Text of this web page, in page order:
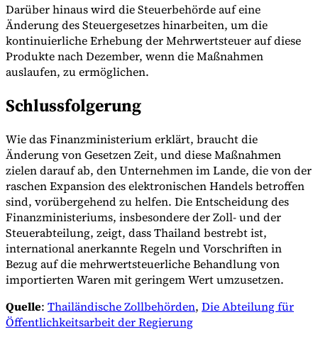
Darüber hinaus wird die Steuerbehörde auf eine
Änderung des Steuergesetzes hinarbeiten, um die
kontinuierliche Erhebung der Mehrwertsteuer auf diese
Produkte nach Dezember, wenn die Maßnahmen
auslaufen, zu ermöglichen.
Schlussfolgerung
Wie das Finanzministerium erklärt, braucht die
Änderung von Gesetzen Zeit, und diese Maßnahmen
zielen darauf ab, den Unternehmen im Lande, die von der
raschen Expansion des elektronischen Handels betroffen
sind, vorübergehend zu helfen. Die Entscheidung des
Finanzministeriums, insbesondere der Zoll- und der
Steuerabteilung, zeigt, dass Thailand bestrebt ist,
international anerkannte Regeln und Vorschriften in
Bezug auf die mehrwertsteuerliche Behandlung von
importierten Waren mit geringem Wert umzusetzen.
Quelle: Thailändische Zollbehörden, Die Abteilung für
Öffentlichkeitsarbeit der Regierung